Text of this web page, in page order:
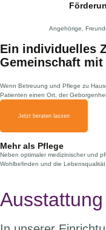
Angehörige,
Ein individuelles
Gemeinschaft
Wenn Betreuung und Pflege zu
Patienten einen Ort, der
Jetzt beraten lassen
Mehr als Pflege
Neben optimaler medizinischer und
Wohlbefinden und die Lebensqualität
Ausstattung